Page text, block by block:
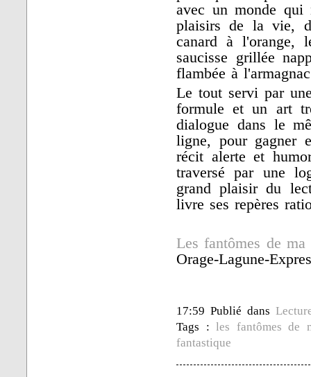
avec un monde
plaisirs de la vie,
canard à l'orange,
saucisse grillée
flambée à
Le tout servi par
formule et un art
dialogue dans le
ligne, pour gagner
récit alerte et
traversé par une
grand plaisir du
livre ses repères
Les fantômes de
Orage-Lagune-
17:59 Publié dans
Tags :les fantômes de
fantastique